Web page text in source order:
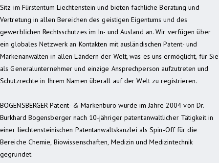
Sitz im Fürstentum Liechtenstein und bieten fachliche Beratung und
Vertretung in allen Bereichen des geistigen Eigentums und des
gewerblichen Rechtsschutzes im In- und Ausland an. Wir verfügen über
ein globales Netzwerk an Kontakten mit ausländischen Patent- und
Markenanwälten in allen Ländern der Welt, was es uns ermöglicht, für Sie
als Generalunternehmer und einzige Ansprechperson aufzutreten und
Schutzrechte in Ihrem Namen überall auf der Welt zu registrieren.
BOGENSBERGER Patent- & Markenbüro wurde im Jahre 2004 von Dr.
Burkhard Bogensberger nach 10-jähriger patentanwaltlicher Tätigkeit in
einer liechtensteinischen Patentanwaltskanzlei als Spin-Off für die
Bereiche Chemie, Biowissenschaften, Medizin und Medizintechnik
gegründet.